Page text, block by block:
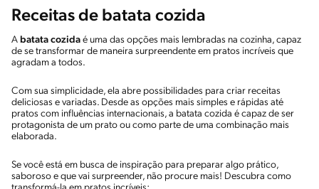
Receitas de batata cozida
A batata cozida é uma das opções mais lembradas na cozinha, capaz
de se transformar de maneira surpreendente em pratos incríveis que
agradam a todos.
Com sua simplicidade, ela abre possibilidades para criar receitas
deliciosas e variadas. Desde as opções mais simples e rápidas até
pratos com influências internacionais, a batata cozida é capaz de ser
protagonista de um prato ou como parte de uma combinação mais
elaborada.
Se você está em busca de inspiração para preparar algo prático,
saboroso e que vai surpreender, não procure mais! Descubra como